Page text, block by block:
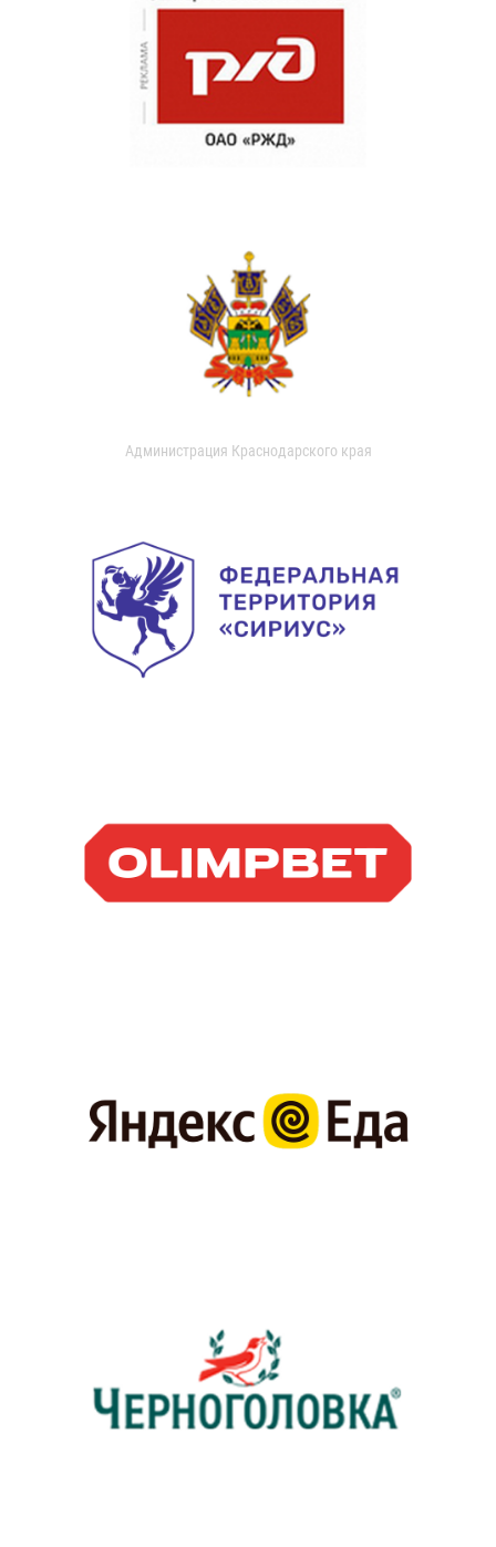
Администрация Краснодарского края